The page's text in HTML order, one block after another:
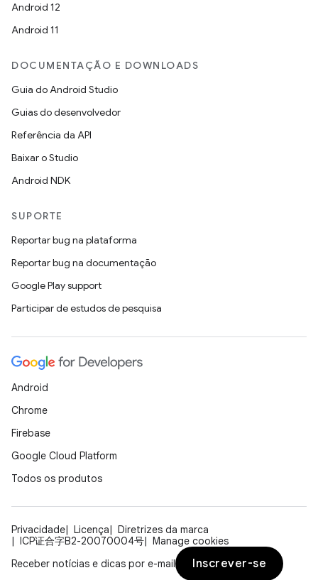
Android 12
Android 11
DOCUMENTAÇÃO E DOWNLOADS
Guia do Android Studio
Guias do desenvolvedor
Referência da API
Baixar o Studio
Android NDK
SUPORTE
Reportar bug na plataforma
Reportar bug na documentação
Google Play support
Participar de estudos de pesquisa
Android
Chrome
Firebase
Google Cloud Platform
Todos os produtos
Privacidade Licença
Diretrizes da marca
ICP证合字B2-20070004号
Manage cookies
Receber notícias e dicas por e-mail
Inscrever-se